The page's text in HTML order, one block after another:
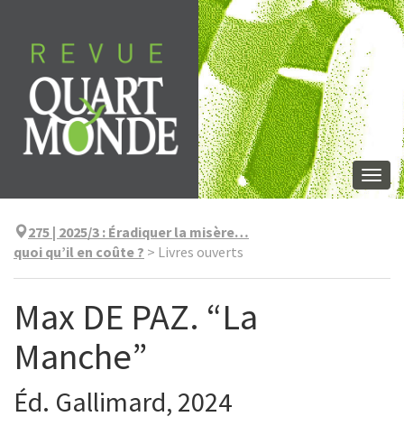
contenu
275 | 2025/3 : Éradiquer la misère…
quoi qu’il en coûte ? > Livres ouverts
Max DE PAZ. “La
Manche”
Éd. Gallimard, 2024